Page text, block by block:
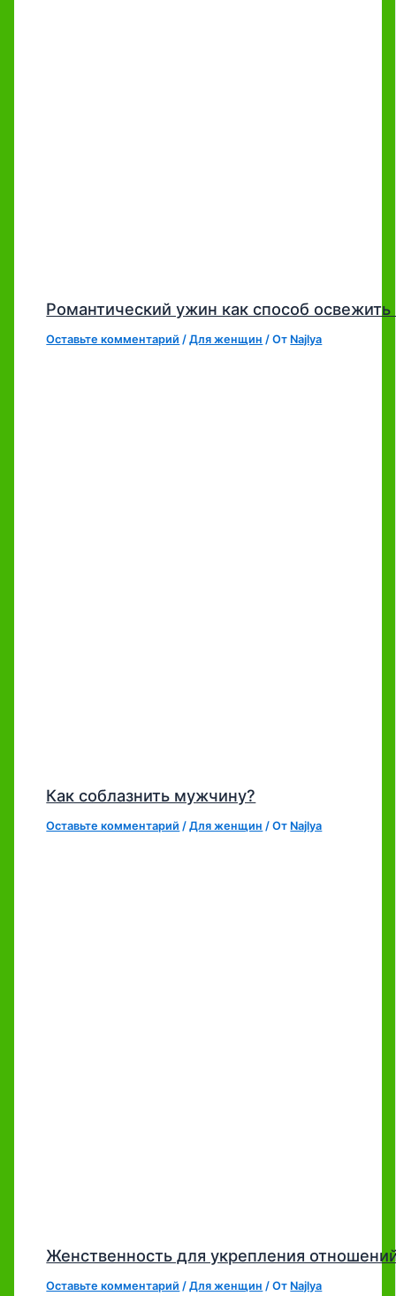
Романтический ужин как способ освежить
Оставьте комментарий /Для женщин / От Najlya
Как соблазнить мужчину?
Оставьте комментарий /Для женщин / От Najlya
Женственность для укрепления
Оставьте комментарий /Для женщин / От Najlya